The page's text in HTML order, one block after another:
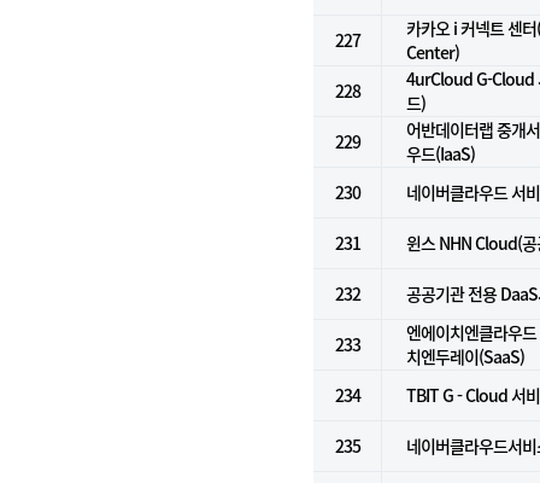
227
카카오 i 커넥트 센
Center)
228
4urCloud G-Cloud
드)
229
어반데이터랩 중개
우드(IaaS)
230
네이버클라우드 서
231 윈스 NHN Cloud(
232 공공기관 전용
233
엔에이치엔클라우
치엔두레이(SaaS)
234
TBIT G - Cloud 서
235 네이버클라우드서